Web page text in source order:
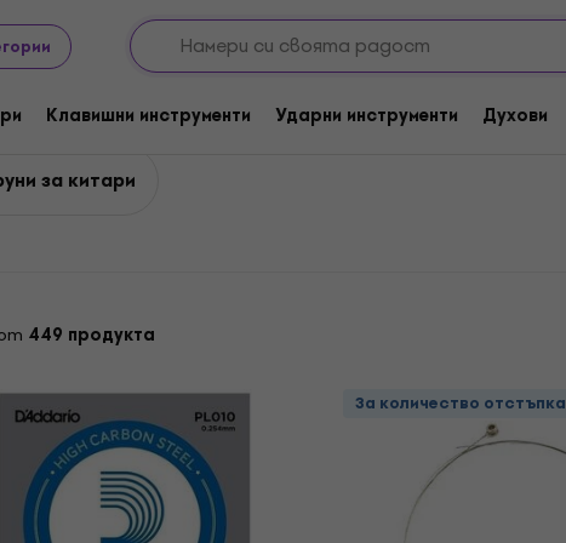
Клавишни инструменти Ударни инструменти Духови
китара Единични струни за китари
китари
за китари
449 продукта
За количество отстъпка